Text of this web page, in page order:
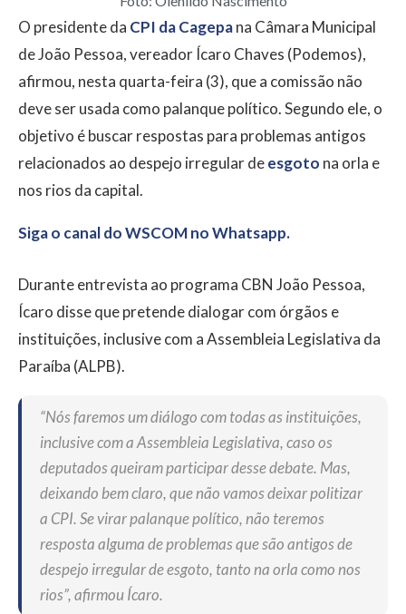
O presidente da CPI da Cagepana Câmara Municipal
de João Pessoa, vereador Ícaro Chaves (Podemos),
afirmou, nesta quarta-feira (3), que a comissão não
deve ser usada como palanque político. Segundo ele, o
objetivo é buscar respostas para problemas antigos
relacionados ao despejo irregular deesgoto na orla e
nos rios da capital.
Siga o canal do WSCOM no Whatsapp.
Durante entrevista ao programa CBN João Pessoa,
Ícaro disse que pretende dialogar com órgãos e
instituições, inclusive com a Assembleia Legislativa da
Paraíba (ALPB).
“Nós faremos um diálogo com todas as instituições,
inclusive com a Assembleia Legislativa, caso os
deputados queiram participar desse debate. Mas,
deixando bem claro, que não vamos deixar politizar
a CPI. Se virar palanque político, não teremos
resposta alguma de problemas que são antigos de
despejo irregular de esgoto, tanto na orla como nos
rios”, afirmou Ícaro.